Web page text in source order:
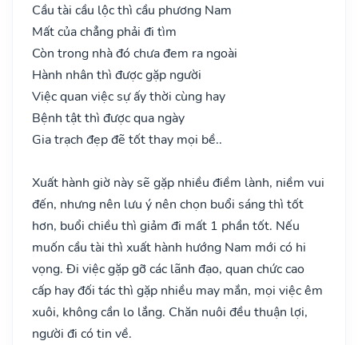
Cầu tài cầu lộc thì cầu phương Nam
Mất của chẳng phải đi tìm
Còn trong nhà đó chưa đem ra ngoài
Hành nhân thì được gặp người
Việc quan việc sự ấy thời cùng hay
Bệnh tật thì được qua ngày
Gia trạch đẹp đẽ tốt thay mọi bề..
Xuất hành giờ này sẽ gặp nhiều điềm lành, niềm vui
đến, nhưng nên lưu ý nên chọn buổi sáng thì tốt
hơn, buổi chiều thì giảm đi mất 1 phần tốt. Nếu
muốn cầu tài thì xuất hành hướng Nam mới có hi
vọng. Đi việc gặp gỡ các lãnh đạo, quan chức cao
cấp hay đối tác thì gặp nhiều may mắn, mọi việc êm
xuôi, không cần lo lắng. Chăn nuôi đều thuận lợi,
người đi có tin về.